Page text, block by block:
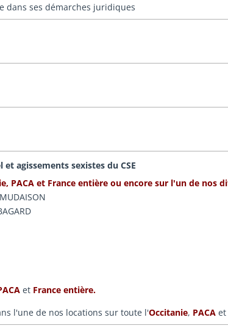
dans ses démarches juridiques
agissements sexistes du CSE
et France entière ou encore sur l'un de nos
et France entière.
l'une de nos locations sur toute l'Occitanie, PACA et